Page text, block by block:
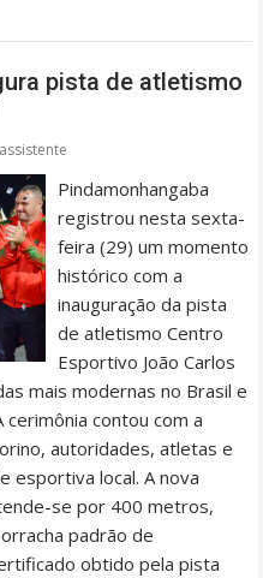
pista de atletismo
assistente
Pindamonhangaba
registrou nesta sexta-
feira (29) um momento
histórico com a
inauguração da pista
de atletismo Centro
Esportivo João Carlos
mais modernas no Brasil e
contou com a
autoridades, atletas e
esportiva local. A nova
se por 400 metros,
padrão de
obtido pela pista